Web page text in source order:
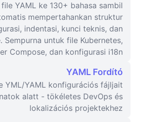
YAML ke 130+ bahasa sambil
mempertahankan struktur
indentasi, kunci teknis, dan
Sempurna untuk file Kubernetes,
Compose, dan konfigurasi i18n.
YAML Fordító
YML/YAML konfigurációs fájljait
alatt - tökéletes DevOps és
lokalizációs projektekhez